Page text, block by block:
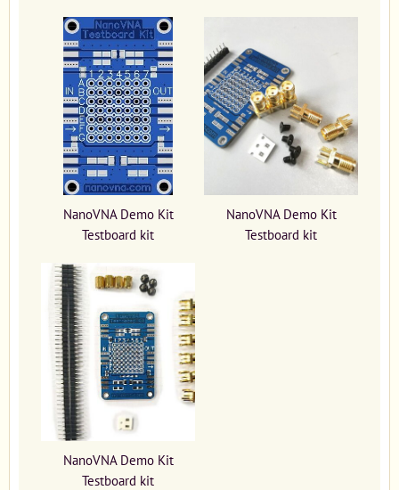
NanoVNA Demo Kit
Testboard kit
NanoVNA Demo Kit
Testboard kit
NanoVNA Demo Kit
Testboard kit